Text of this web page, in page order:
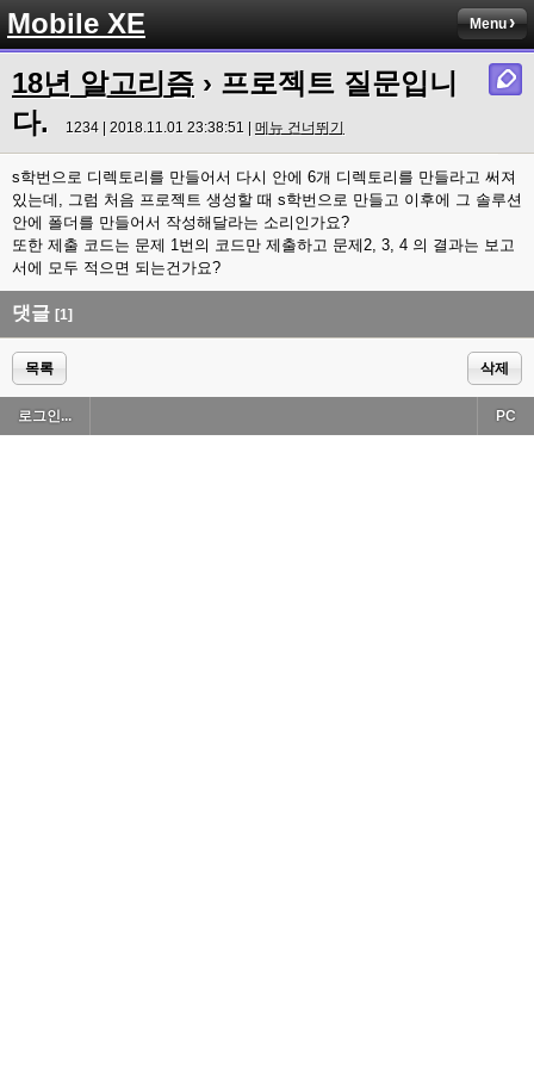
Mobile XE Menu
18년 알고리즘 › 프로젝트 질문입니
다.
1234 | 2018.11.01 23:38:51 | 메뉴 건너뛰기
s학번으로 디렉토리를 만들어서 다시 안에 6개 디렉토리를 만들라고 써져
있는데, 그럼 처음 프로젝트 생성할 때 s학번으로 만들고 이후에 그 솔루션
안에 폴더를 만들어서 작성해달라는 소리인가요?
또한 제출 코드는 문제 1번의 코드만 제출하고 문제2, 3, 4 의 결과는 보고
서에 모두 적으면 되는건가요?
댓글 [1]
목록 삭제
로그인... PC